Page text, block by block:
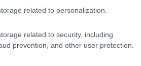
related to personalization.
related to security, including
prevention, and other user protection.